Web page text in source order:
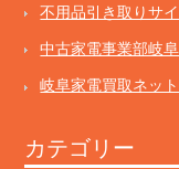
不用品引き取りサ
中古家電事業部岐阜
岐阜家電買取ネット
カテゴリー